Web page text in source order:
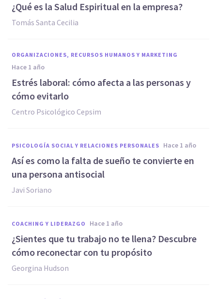
¿Qué es la Salud Espiritual en la empresa?
Tomás Santa Cecilia
ORGANIZACIONES, RECURSOS HUMANOS Y MARKETING
hace 1 año
Estrés laboral: cómo afecta a las personas y
cómo evitarlo
Centro Psicológico Cepsim
PSICOLOGÍA SOCIAL Y RELACIONES PERSONALES hace 1 año
Así es como la falta de sueño te convierte en
una persona antisocial
Javi Soriano
COACHING Y LIDERAZGO hace 1 año
¿Sientes que tu trabajo no te llena? Descubre
cómo reconectar con tu propósito
Georgina Hudson